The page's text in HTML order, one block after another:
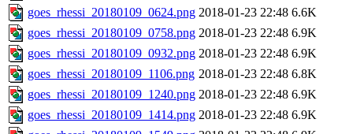
goes_rhessi_20180109_0624.png 2018-01-23 22:48 6.6K
goes_rhessi_20180109_0758.png 2018-01-23 22:48 6.9K
goes_rhessi_20180109_0932.png 2018-01-23 22:48 6.9K
goes_rhessi_20180109_1106.png 2018-01-23 22:48 6.8K
goes_rhessi_20180109_1240.png 2018-01-23 22:48 6.9K
goes_rhessi_20180109_1414.png 2018-01-23 22:48 6.9K